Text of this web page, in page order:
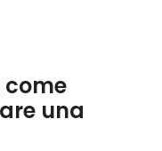
come
una